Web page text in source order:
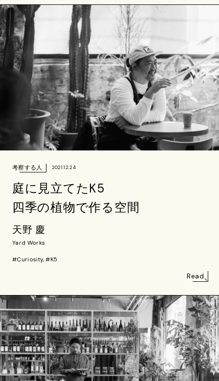
考察する人 2021.12.24
庭に見立てたK5
四季の植物で作る空間
天野 慶
Yard Works
#Curiosity, #K5
Read